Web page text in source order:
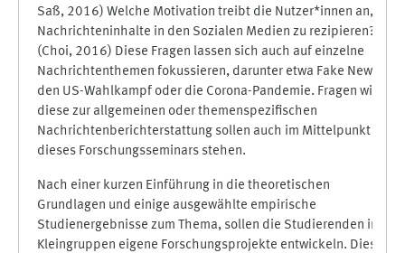
Saß, 2016) Welche Motivation treibt die Nutzer*innen an,
Nachrichteninhalte in den Sozialen Medien zu rezipieren?
(Choi, 2016) Diese Fragen lassen sich auch auf einzelne
Nachrichtenthemen fokussieren, darunter etwa Fake News,
den US-Wahlkampf oder die Corona-Pandemie. Fragen wie
diese zur allgemeinen oder themenspezifischen
Nachrichtenberichterstattung sollen auch im Mittelpunkt
dieses Forschungsseminars stehen.
Nach einer kurzen Einführung in die theoretischen
Grundlagen und einige ausgewählte empirische
Studienergebnisse zum Thema, sollen die Studierenden in
Kleingruppen eigene Forschungsprojekte entwickeln. Diese